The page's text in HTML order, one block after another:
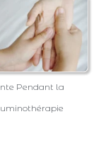
Pendant la